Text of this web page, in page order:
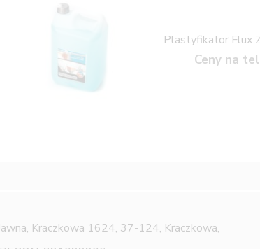
Plastyfikator Flux
Ceny na
Kraczkowa 1624, 37-124, Kraczkowa,